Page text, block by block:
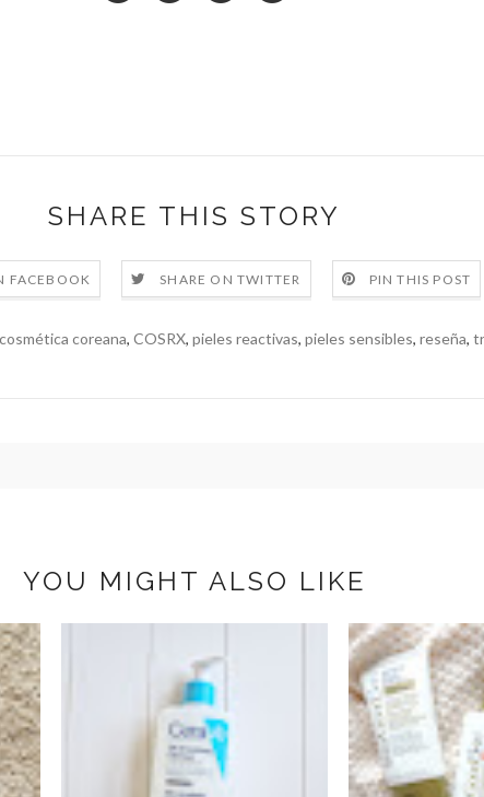
SHARE THIS STORY
FACEBOOK SHARE ON TWITTER PIN THIS POST
cosmética coreana, COSRX, pieles reactivas, pieles sensibles, reseña,
YOU MIGHT ALSO LIKE